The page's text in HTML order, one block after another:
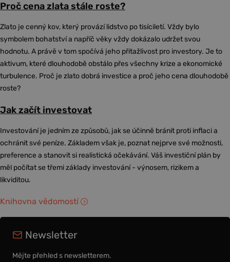
Proč cena zlata stále roste?
Zlato je cenný kov, který provází lidstvo po tisíciletí. Vždy bylo
symbolem bohatství a napříč věky vždy dokázalo udržet svou
hodnotu. A právě v tom spočívá jeho přitažlivost pro investory. Je to
aktivum, které dlouhodobě obstálo přes všechny krize a ekonomické
turbulence. Proč je zlato dobrá investice a proč jeho cena dlouhodobě
roste?
Jak začít investovat
Investování je jedním ze způsobů, jak se účinně bránit proti inflaci a
ochránit své peníze. Základem však je, poznat nejprve své možnosti,
preference a stanovit si realistická očekávání. Váš investiční plán by
měl počítat se třemi základy investování - výnosem, rizikem a
likviditou.
Knihovna vědomostí
Newsletter
Mějte přehled s newsletterem.